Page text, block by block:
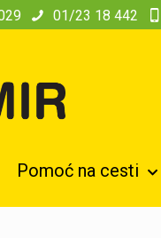
01/23 18 442
Pomoć na cesti